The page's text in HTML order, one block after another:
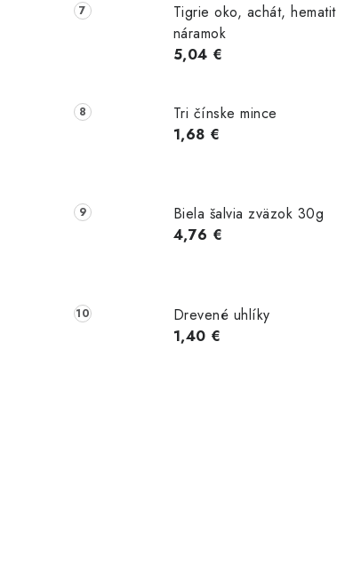
Tigrie oko, achát, hematit
náramok
5,04 €
Tri čínske mince
1,68 €
Biela šalvia zväzok 30g
4,76 €
Drevené uhlíky
1,40 €